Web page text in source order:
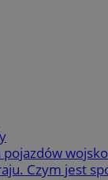
Czym jest